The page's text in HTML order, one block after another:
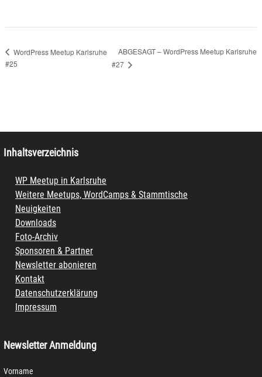
WordPress Meetup Karlsruhe
#25
ABGESAGT – WordPress Meetup Karlsruhe
#27
Inhaltsverzeichnis
WP Meetup in Karlsruhe
Weitere Meetups, WordCamps & Stammtische
Neuigkeiten
Downloads
Foto-Archiv
Sponsoren & Partner
Newsletter abonieren
Kontakt
Datenschutzerklärung
Impressum
Newsletter Anmeldung
Vorname